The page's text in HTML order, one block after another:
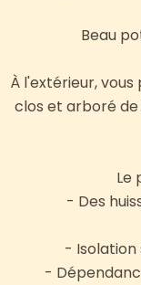
Beau
À l'extérieur,
clos et arboré
Le
- Des
-
-